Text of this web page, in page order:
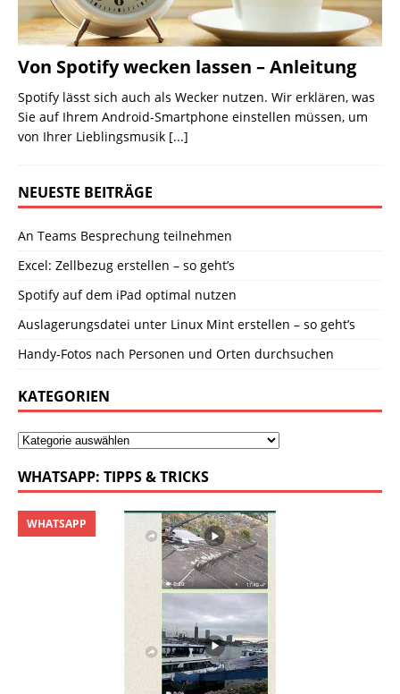
Von Spotify wecken lassen – Anleitung
Spotify lässt sich auch als Wecker nutzen. Wir erklären, was
Sie auf Ihrem Android-Smartphone einstellen müssen, um
von Ihrer Lieblingsmusik [...]
NEUESTE BEITRÄGE
An Teams Besprechung teilnehmen
Excel: Zellbezug erstellen – so geht’s
Spotify auf dem iPad optimal nutzen
Auslagerungsdatei unter Linux Mint erstellen – so geht’s
Handy-Fotos nach Personen und Orten durchsuchen
KATEGORIEN
WHATSAPP: TIPPS & TRICKS
WHATSAPP